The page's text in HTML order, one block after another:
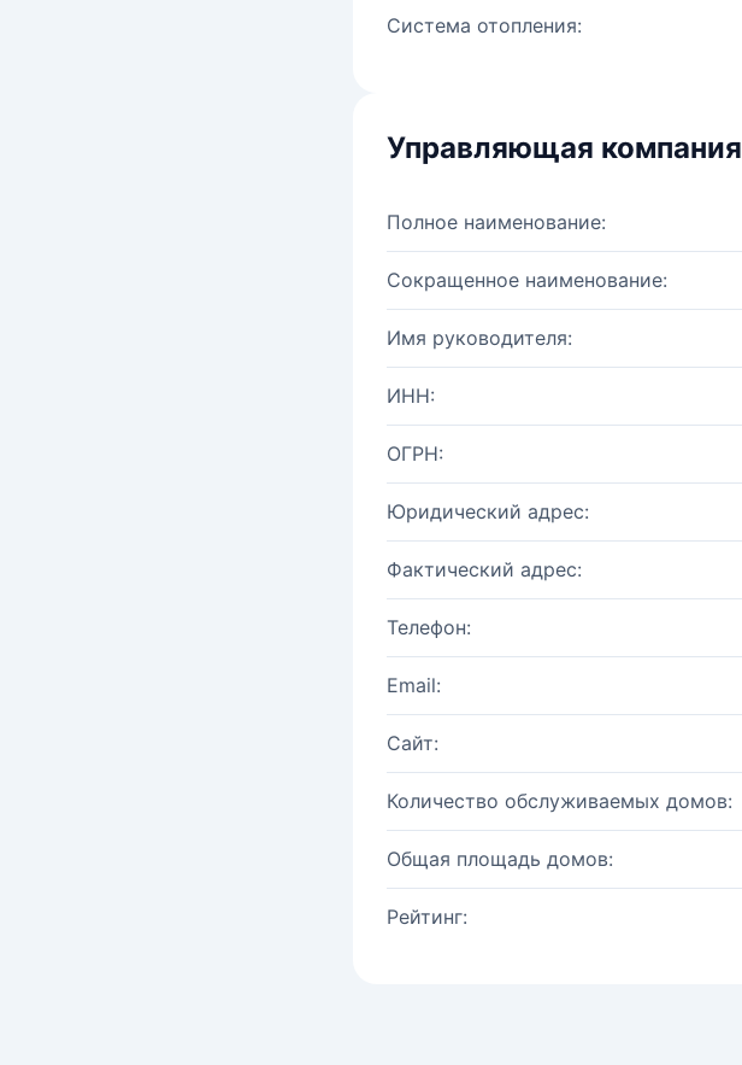
Система отопления:
Управляющая компания
Полное наименование:
Сокращенное наименование:
Имя руководителя:
ИНН:
ОГРН:
Юридический адрес:
Фактический адрес:
Телефон:
Email:
Сайт:
Количество обслуживаемых домов:
Общая площадь домов:
Рейтинг: